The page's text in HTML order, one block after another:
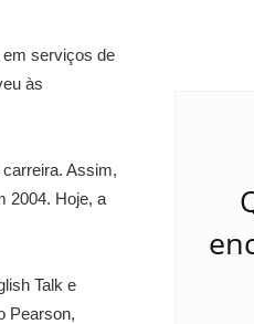
em serviços de
às
Assim,
2004. Hoje, a
Talk e
Pearson,